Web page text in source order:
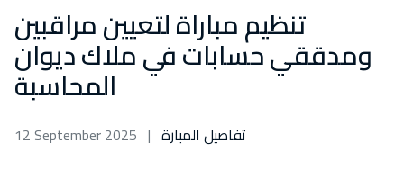
تنظيم مباراة لتعيين مراقبين
ومدققي حسابات ‏في ملاك ديوان
المحاسبة
12 September 2025 | تفاصيل المبارة